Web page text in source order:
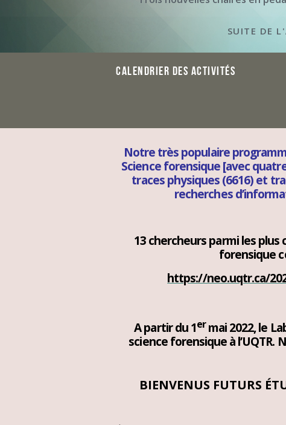
SUITE DE
CALENDRIER DES ACTIVITÉS
Notre très populaire
Science forensique [avec
traces physiques (6616) et
recherches
13 chercheurs parmi les plus
forensique
https://neo.uqtr.ca/
A partir du 1ermai 2022, le
science forensique à
BIENVENUS FUTURS